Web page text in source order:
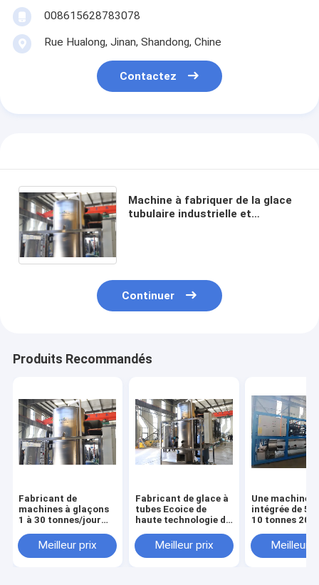
008615628783078
Rue Hualong, Jinan, Shandong, Chine
Contactez
Machine à fabriquer de la glace
tubulaire industrielle et
Continuer
Produits Recommandés
Fabricant de
machines à glaçons
1 à 30 tonnes/jour
industriels à vendre
à bon prix
Meilleur prix
Fabricant de glace à
tubes Ecoice de
haute technologie de
certificat CE
Machine industrielle
Meilleur prix
Une machine
intégrée de 5
10 tonnes 20
mm grande
automatique
Meilleur